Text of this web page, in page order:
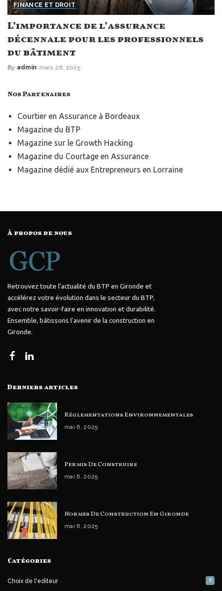
FINANCE ET DROIT
L’importance de l’assurance
décennale pour les professionnels
du bâtiment
Posted
By admin mars 26, 2025
Nos Partenaires
Courtier en Assurance à Bordeaux
Magazine du BTP
Magazine sur le Growth Hacking
Magazine du Courtage en Assurance
Magazine dédié aux Entrepreneurs en Lorraine
À propos de nous
Retrouvez toute l’actualité du BTP en Gironde et
accélérez votre évolution dans le secteur du BTP,
avec notre savoir-faire en innovation et durabilité.
Ensemble, bâtissons l'avenir de la construction en
Gironde.
Derniers articles
Réglementations Environnementales
mai 6, 2025
Permis De Construire
mai 6, 2025
Normes De Construction En Gironde
mai 6, 2025
Catégories
Choix de l'editeur 6